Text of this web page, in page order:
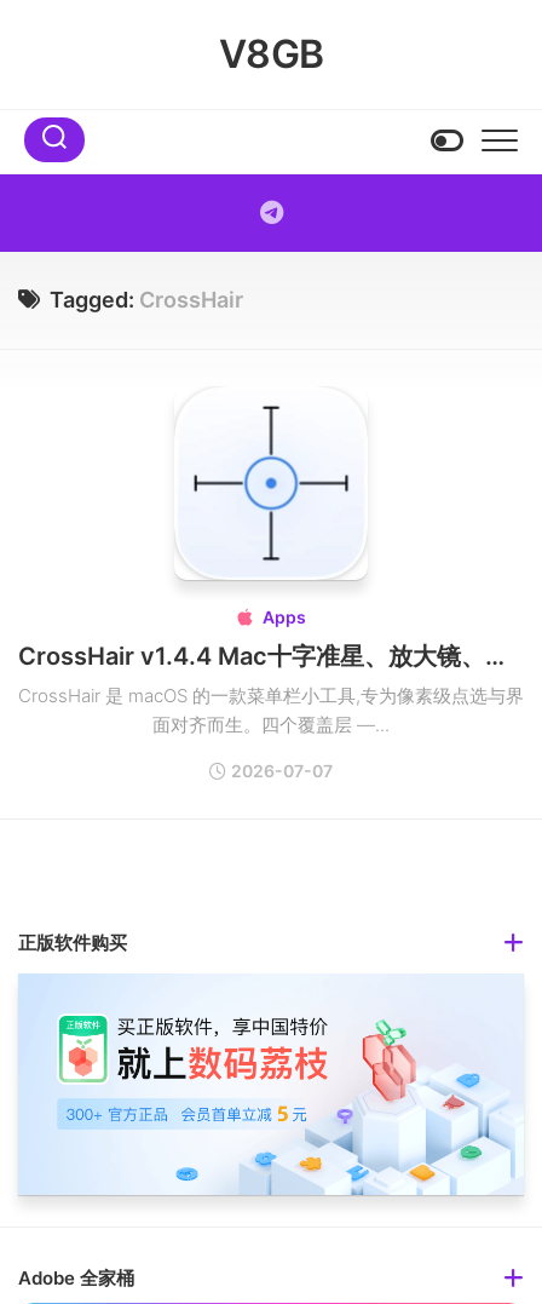
V8GB
Tagged: CrossHair
 Apps
CrossHair v1.4.4 Mac十字准星、放大镜、参考线、测量小工具破解版
CrossHair 是 macOS 的一款菜单栏小工具,专为像素级点选与界
面对齐而生。四个覆盖层 —...
2026-07-07
正版软件购买
Adobe 全家桶